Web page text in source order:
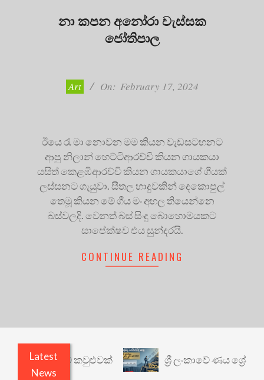
නා කපන අනෝරා වැස්සක
ජෝතිපාල
Art On: February 17, 2024
ඊයෙ රෑ මා නොවන මම කියන වැඩසටහනට
ආපු නිලාන් හෙට්ටිආරච්චි කියන ගායකයා
යසිත් කෙළඹිආරච්චි කියන ගායකයාගේ ගීයක්
ලස්සනට ගැයුවා. සීතල හාදුවකින් දෙකොපුල්
තෙමූ කියන මේ ගීය මං අහල තියෙන්නෙ
බස්වලදි. වෙනත් බස් සිංදු බොහොමයකට
සාපේක්ෂව එය සුන්දරයි.
CONTINUE READING
Latest
News
යථාර්ථයකට කවුළුවක් ශ්‍රී ලංකාවේ ණය